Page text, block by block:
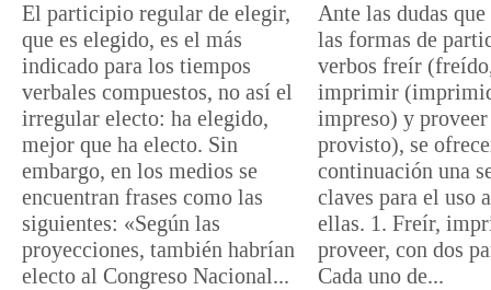
El participio regular de elegir,
que es elegido, es el más
indicado para los tiempos
verbales compuestos, no así el
irregular electo: ha elegido,
mejor que ha electo. Sin
embargo, en los medios se
encuentran frases como las
siguientes: «Según las
proyecciones, también habrían
electo al Congreso Nacional...
Ante las dudas
las formas de
verbos freír
imprimir
impreso) y
provisto), se
continuación una
claves para el uso
ellas. 1. Freír,
proveer, con dos
Cada uno de...